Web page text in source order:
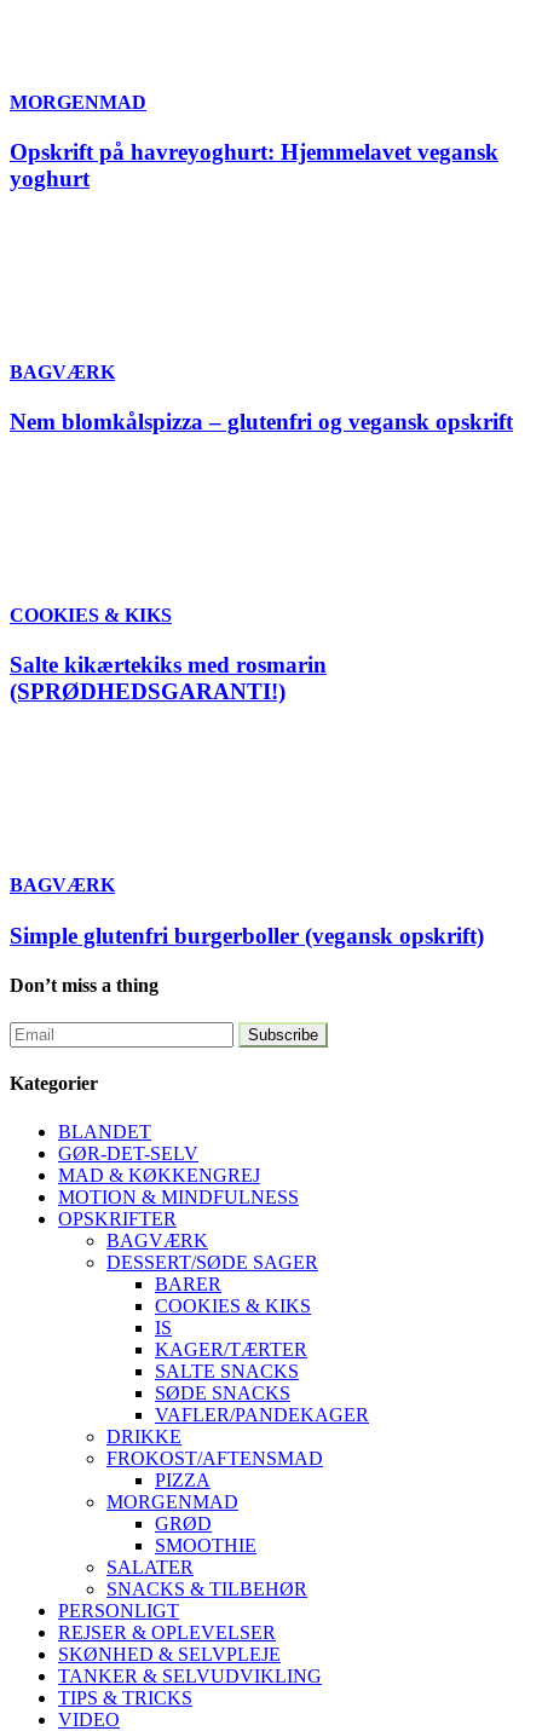
MORGENMAD
Opskrift på havreyoghurt: Hjemmelavet vegansk
yoghurt
BAGVÆRK
Nem blomkålspizza – glutenfri og vegansk opskrift
COOKIES & KIKS
Salte kikærtekiks med rosmarin
(SPRØDHEDSGARANTI!)
BAGVÆRK
Simple glutenfri burgerboller (vegansk opskrift)
Don’t miss a thing
Kategorier
BLANDET
GØR-DET-SELV
MAD & KØKKENGREJ
MOTION & MINDFULNESS
OPSKRIFTER
BAGVÆRK
DESSERT/SØDE SAGER
BARER
COOKIES & KIKS
IS
KAGER/TÆRTER
SALTE SNACKS
SØDE SNACKS
VAFLER/PANDEKAGER
DRIKKE
FROKOST/AFTENSMAD
PIZZA
MORGENMAD
GRØD
SMOOTHIE
SALATER
SNACKS & TILBEHØR
PERSONLIGT
REJSER & OPLEVELSER
SKØNHED & SELVPLEJE
TANKER & SELVUDVIKLING
TIPS & TRICKS
VIDEO